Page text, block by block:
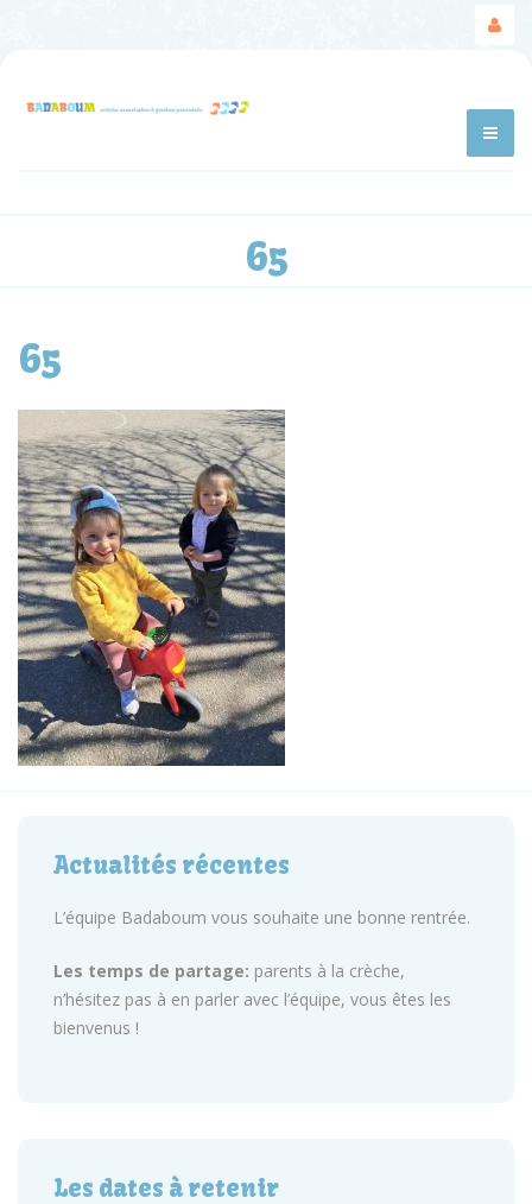
65
65
Actualités récentes
L’équipe Badaboum vous souhaite une bonne rentrée.
Les temps de partage: parents à la crèche,
n’hésitez pas à en parler avec l’équipe, vous êtes les
bienvenus !
Les dates à retenir